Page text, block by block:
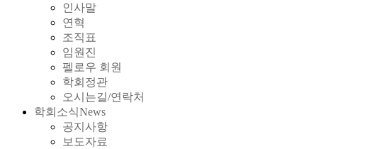
인사말
연혁
조직표
임원진
펠로우 회원
학회정관
오시는길/연락처
학회소식News
공지사항
보도자료